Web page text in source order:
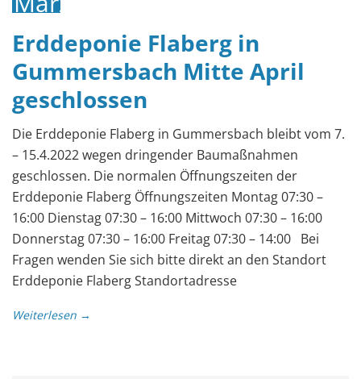
2022
Erddeponie Flaberg in
Gummersbach Mitte April
geschlossen
Die Erddeponie Flaberg in Gummersbach bleibt vom 7.
– 15.4.2022 wegen dringender Baumaßnahmen
geschlossen. Die normalen Öffnungszeiten der
Erddeponie Flaberg Öffnungszeiten Montag 07:30 –
16:00 Dienstag 07:30 – 16:00 Mittwoch 07:30 – 16:00
Donnerstag 07:30 – 16:00 Freitag 07:30 – 14:00 Bei
Fragen wenden Sie sich bitte direkt an den Standort
Erddeponie Flaberg Standortadresse
Weiterlesen →